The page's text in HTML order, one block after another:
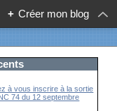
+ Créer mon blog
à vous inscrire à la sortie
74 du 12 septembre